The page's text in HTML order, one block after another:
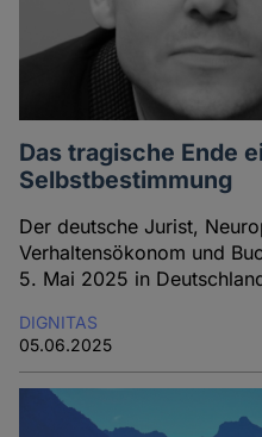
Das tragische Ende
Selbstbestimmung
Der deutsche Jurist,
Verhaltensökonom und
5. Mai 2025 in
DIGNITAS
05.06.2025